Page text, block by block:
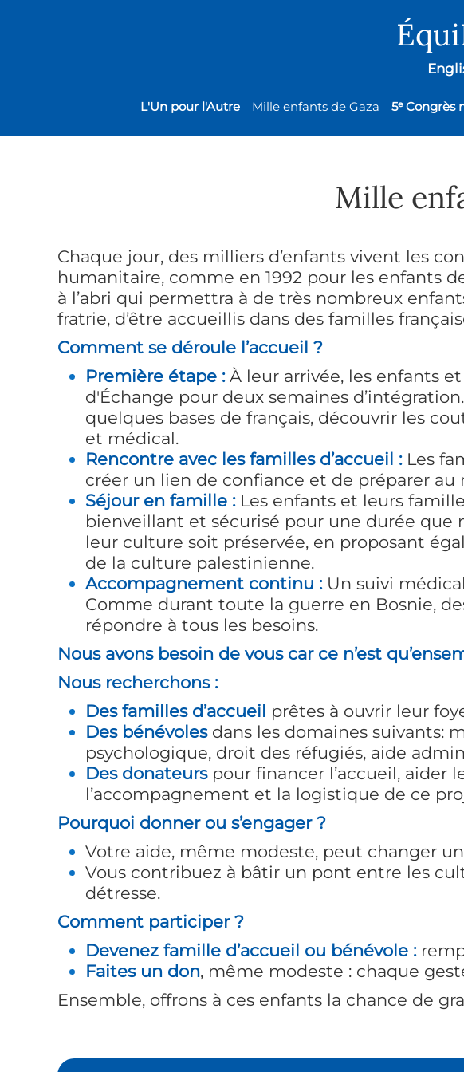
L'Un pour l'Autre Mille enfants de Gaza 5ᵉ Congrès
Mille
Chaque jour, des milliers d’enfants vivent les
humanitaire, comme en 1992 pour les enfants
à l’abri qui permettra à de très nombreux
fratrie, d’être accueillis dans des familles
Comment se déroule l’accueil ?
Première étape :À leur arrivée, les enfants
d'Échange pour deux semaines
quelques bases de français, découvrir les
et médical.
Rencontre avec les familles d’accueil :Les
créer un lien de confiance et de préparer au
Séjour en famille :Les enfants et leurs
bienveillant et sécurisé pour une durée que
leur culture soit préservée, en proposant
de la culture palestinienne.
Accompagnement continu :Un suivi
Comme durant toute la guerre en Bosnie,
répondre à tous les besoins.
Nous avons besoin de vous car ce n’est
Nous recherchons :
Des familles d’accueil prêtes à ouvrir leur
Des bénévolesdans les domaines suivants:
psychologique, droit des réfugiés, aide
Des donateurspour financer l’accueil, aider
l’accompagnement et la logistique de ce
Pourquoi donner ou s’engager ?
Votre aide, même modeste, peut changer
Vous contribuez à bâtir un pont entre les
détresse.
Comment participer ?
Devenez famille d’accueil ou bénévole :
Faites un don, même modeste : chaque
Ensemble, offrons à ces enfants la chance de